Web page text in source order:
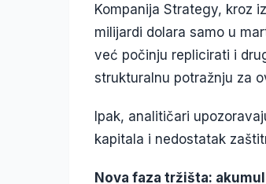
Kompanija Strategy, kroz
milijardi dolara samo u
već počinju replicirati i
strukturalnu potražnju za
Ipak, analitičari
kapitala i nedostatak
Nova faza tržišta: